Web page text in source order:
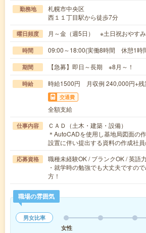
勤務地
札幌市中央区
西１１丁目駅から徒歩7分
曜日頻度 月～金（週5日） ※土日祝おやすみ
時間 09:00～18:00(実働8時間 休憩1時
期間 【急募】即日～長期 ※8月～！
時給 時給1500円 月収例 240,000円+残
交通費
全額支給
仕事内容
ＣＡＤ（土木・建築・設備）
＊AutoCADを使用し基地局図面の
設置に伴い提出する資料の作成社
応募資格
職種未経験OK / ブランクOK / 英語
・就学時の勉強でも大丈夫ですの
方！
職場の雰囲気
男女比率
女性